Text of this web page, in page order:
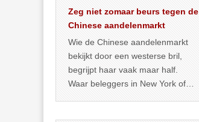
Zeg niet zomaar beurs tegen de
Chinese aandelenmarkt
Wie de Chinese aandelenmarkt
bekijkt door een westerse bril,
begrijpt haar vaak maar half.
Waar beleggers in New York of